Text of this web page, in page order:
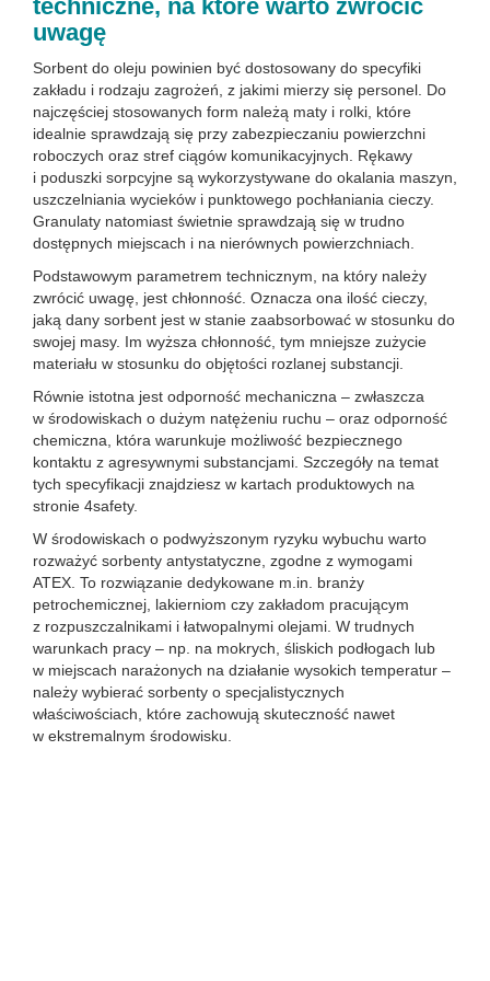
techniczne, na które warto zwrócić
uwagę
Sorbent do oleju powinien być dostosowany do specyfiki
zakładu i rodzaju zagrożeń, z jakimi mierzy się personel. Do
najczęściej stosowanych form należą maty i rolki, które
idealnie sprawdzają się przy zabezpieczaniu powierzchni
roboczych oraz stref ciągów komunikacyjnych. Rękawy
i poduszki sorpcyjne są wykorzystywane do okalania maszyn,
uszczelniania wycieków i punktowego pochłaniania cieczy.
Granulaty natomiast świetnie sprawdzają się w trudno
dostępnych miejscach i na nierównych powierzchniach.
Podstawowym parametrem technicznym, na który należy
zwrócić uwagę, jest chłonność. Oznacza ona ilość cieczy,
jaką dany sorbent jest w stanie zaabsorbować w stosunku do
swojej masy. Im wyższa chłonność, tym mniejsze zużycie
materiału w stosunku do objętości rozlanej substancji.
Równie istotna jest odporność mechaniczna – zwłaszcza
w środowiskach o dużym natężeniu ruchu – oraz odporność
chemiczna, która warunkuje możliwość bezpiecznego
kontaktu z agresywnymi substancjami. Szczegóły na temat
tych specyfikacji znajdziesz w kartach produktowych na
stronie 4safety.
W środowiskach o podwyższonym ryzyku wybuchu warto
rozważyć sorbenty antystatyczne, zgodne z wymogami
ATEX. To rozwiązanie dedykowane m.in. branży
petrochemicznej, lakierniom czy zakładom pracującym
z rozpuszczalnikami i łatwopalnymi olejami. W trudnych
warunkach pracy – np. na mokrych, śliskich podłogach lub
w miejscach narażonych na działanie wysokich temperatur –
należy wybierać sorbenty o specjalistycznych
właściwościach, które zachowują skuteczność nawet
w ekstremalnym środowisku.